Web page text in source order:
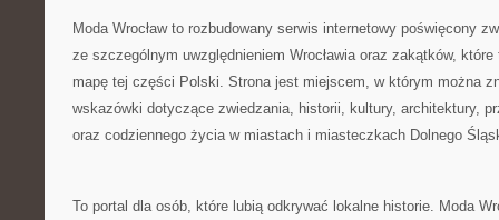
Moda Wrocław to rozbudowany serwis internetowy poświęcony
ze szczególnym uwzględnieniem Wrocławia oraz zakątków,
mapę tej części Polski. Strona jest miejscem, w którym można
wskazówki dotyczące zwiedzania, historii, kultury, architektury,
oraz codziennego życia w miastach i miasteczkach Dolnego
To portal dla osób, które lubią odkrywać lokalne historie. Moda